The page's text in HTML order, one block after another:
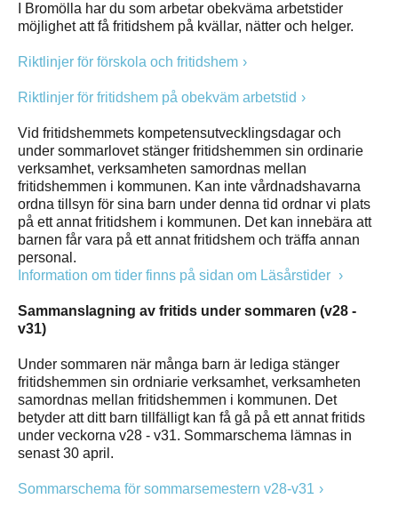
I Bromölla har du som arbetar obekväma arbetstider
möjlighet att få fritidshem på kvällar, nätter och helger.
Riktlinjer för förskola och fritidshem
Riktlinjer för fritidshem på obekväm arbetstid
Vid fritidshemmets kompetensutvecklingsdagar och
under sommarlovet stänger fritidshemmen sin ordinarie
verksamhet, verksamheten samordnas mellan
fritidshemmen i kommunen. Kan inte vårdnadshavarna
ordna tillsyn för sina barn under denna tid ordnar vi plats
på ett annat fritidshem i kommunen. Det kan innebära att
barnen får vara på ett annat fritidshem och träffa annan
personal.
Information om tider finns på sidan om Läsårstider
Sammanslagning av fritids under sommaren (v28 -
v31)
Under sommaren när många barn är lediga stänger
fritidshemmen sin ordniarie verksamhet, verksamheten
samordnas mellan fritidshemmen i kommunen. Det
betyder att ditt barn tillfälligt kan få gå på ett annat fritids
under veckorna v28 - v31. Sommarschema lämnas in
senast 30 april.
Sommarschema för sommarsemestern v28-v31